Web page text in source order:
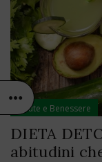
Salute e Benessere
DIETA
abitudini